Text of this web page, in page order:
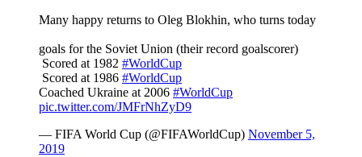
Many happy returns to Oleg Blokhin, who turns today
goals for the Soviet Union (their record goalscorer)
️ Scored at 1982 #WorldCup
️ Scored at 1986 #WorldCup
Coached Ukraine at 2006 #WorldCup
pic.twitter.com/JMFrNhZyD9
— FIFA World Cup (@FIFAWorldCup) November 5,
2019